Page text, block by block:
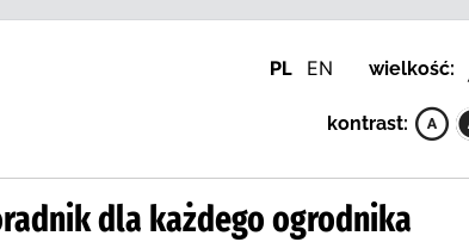
PL EN wielkość:
kontrast:
dla każdego ogrodnika